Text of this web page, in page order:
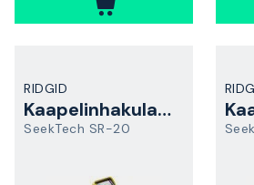
RIDGID
Kaapelinhakulaite
SeekTech SR-20